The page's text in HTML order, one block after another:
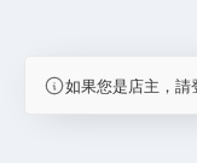
如果您是店主，請